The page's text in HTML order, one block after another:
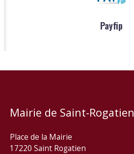
Payfip
Mairie de Saint-Rogatien
Place de la Mairie
17220 Saint Rogatien